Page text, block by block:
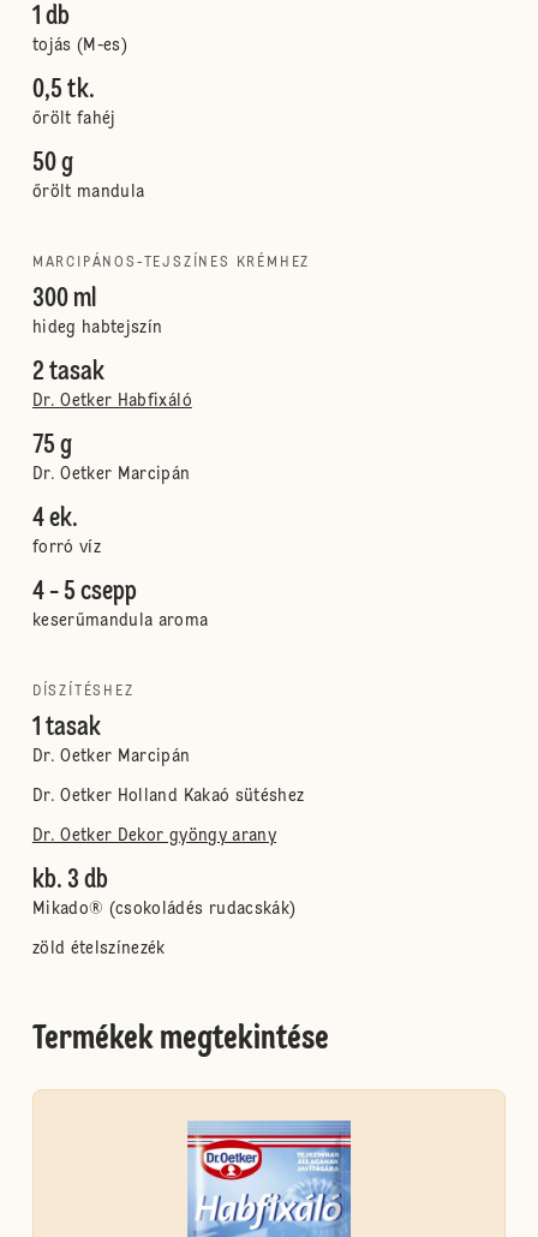
1 db
tojás (M-es)
0,5 tk.
őrölt fahéj
50 g
őrölt mandula
MARCIPÁNOS-TEJSZÍNES KRÉMHEZ
300 ml
hideg habtejszín
2 tasak
Dr. Oetker Habfixáló
75 g
Dr. Oetker Marcipán
4 ek.
forró víz
4 - 5 csepp
keserűmandula aroma
DÍSZÍTÉSHEZ
1 tasak
Dr. Oetker Marcipán
Dr. Oetker Holland Kakaó sütéshez
Dr. Oetker Dekor gyöngy arany
kb. 3 db
Mikado® (csokoládés rudacskák)
zöld ételszínezék
Termékek megtekintése